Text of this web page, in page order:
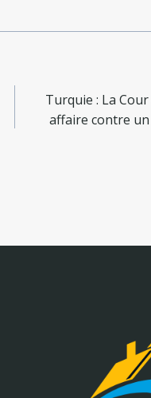
Turquie : La
affaire contre